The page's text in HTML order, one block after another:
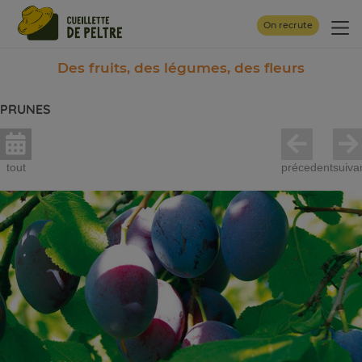
On recrute
Des fruits, des légumes, des fleurs
PRUNES
tout précedent
Panneau de gestion des cookies